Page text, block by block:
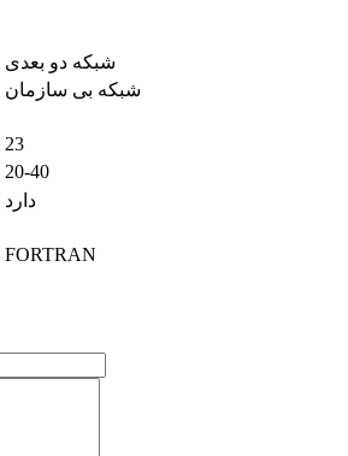
شبکه دو بعدی
شبکه بی سازمان
23
20-40
دارد
FORTRAN